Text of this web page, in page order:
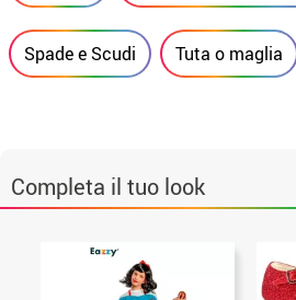
Spade e Scudi Tuta o maglia
Completa il tuo look